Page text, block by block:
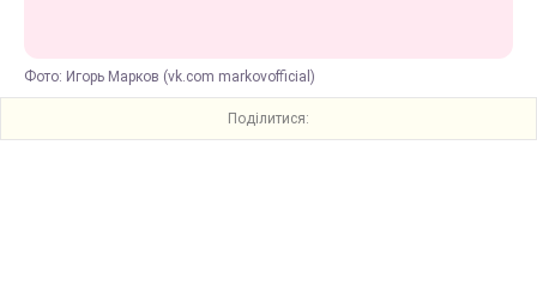
Фото: Игорь Марков (vk.com markovofficial)
Поділитися: